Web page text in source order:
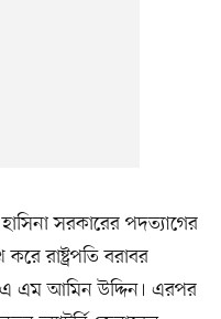
সরকারের পদত্যাগের
রাষ্ট্রপতি বরাবর
এ এম আমিন উদ্দিন। এরপর